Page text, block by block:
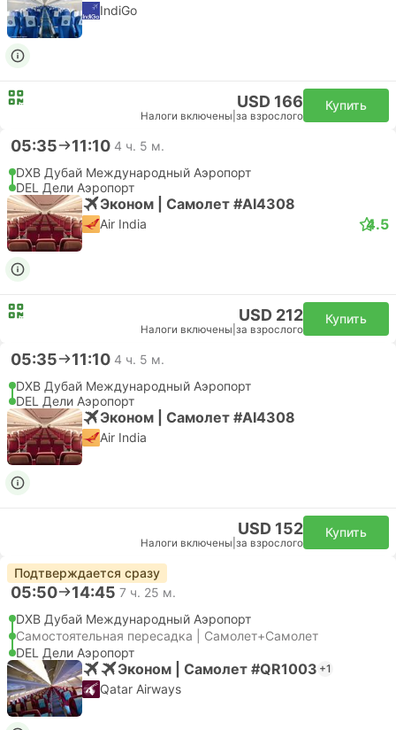
IndiGo
USD 166
Налоги включены за взрослого
Купить
05:35 11:10 4 ч. 5 м.
DXB Дубай Международный Аэропорт
DEL Дели Аэропорт
Эконом | Самолет #AI4308
Air India 4.5
USD 212
Налоги включены за взрослого
Купить
05:35 11:10 4 ч. 5 м.
DXB Дубай Международный Аэропорт
DEL Дели Аэропорт
Эконом | Самолет #AI4308
Air India
USD 152
Налоги включены за взрослого
Купить
Подтверждается сразу
05:50 14:45 7 ч. 25 м.
DXB Дубай Международный Аэропорт
Самостоятельная пересадка | Самолет+Самолет
DEL Дели Аэропорт
Эконом | Самолет #QR1003 +1
Qatar Airways